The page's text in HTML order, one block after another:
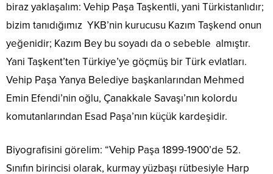
biraz yaklaşalım: Vehip Paşa Taşkentli, yani Türkistanlıdır;
bizim tanıdığımız YKB’nin kurucusu Kazım Taşkend onun
yeğenidir; Kazım Bey bu soyadı da o sebeble almıştır.
Yani Taşkent’ten Türkiye’ye göçmüş bir Türk evlatları.
Vehip Paşa Yanya Belediye başkanlarından Mehmed
Emin Efendi’nin oğlu, Çanakkale Savaşı’nın kolordu
komutanlarından Esad Paşa’nın küçük kardeşidir.
Biyografisini görelim: “Vehip Paşa 1899-1900’de 52.
Sınıfın birincisi olarak, kurmay yüzbaşı rütbesiyle Harp